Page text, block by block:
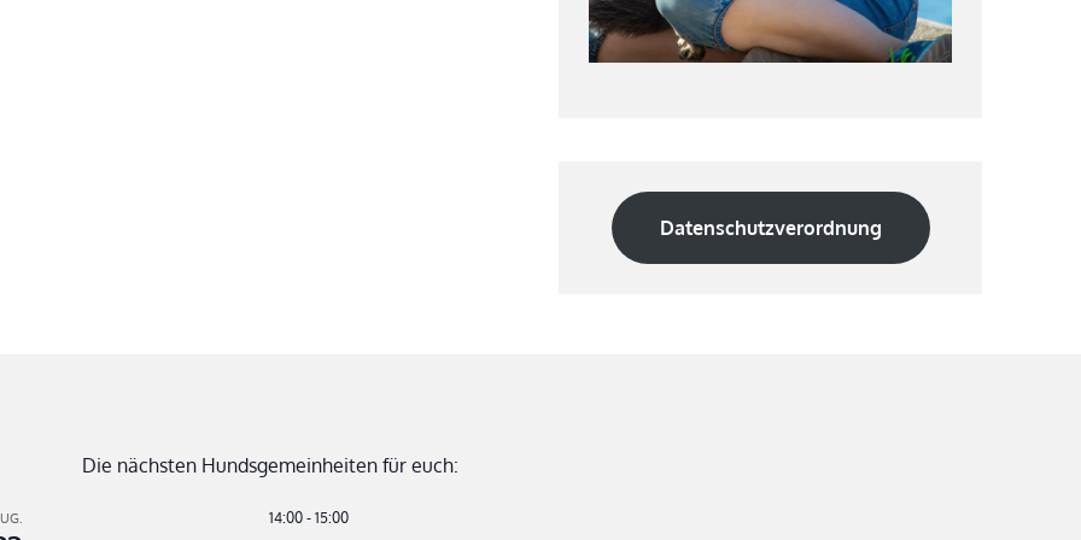
Datenschutzverordnung
Die nächsten Hundsgemeinheiten für euch:
14:00 - 15:00